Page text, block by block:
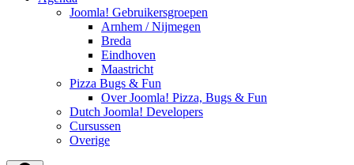
Joomla! Gebruikersgroepen
Arnhem / Nijmegen
Breda
Eindhoven
Maastricht
Pizza Bugs & Fun
Over Joomla! Pizza, Bugs & Fun
Dutch Joomla! Developers
Cursussen
Overige